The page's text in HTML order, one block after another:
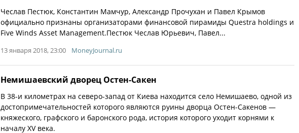
Чеслав Пестюк, Константин Мамчур, Александр Прочухан и Павел Крымов
официально признаны организаторами финансовой пирамиды Questra holdings и
Five Winds Asset Management.Пестюк Чеслав Юрьевич, Павел...
13 января 2018, 23:00 MoneyJournal.ru
Немишаевский дворец Остен-Сакен
В 38-и километрах на северо-запад от Киева находится село Немишаево, одной из
достопримечательностей которого являются руины дворца Остен-Сакенов —
княжеского, графского и баронского рода, история которого уходит корнями к
началу XV века.